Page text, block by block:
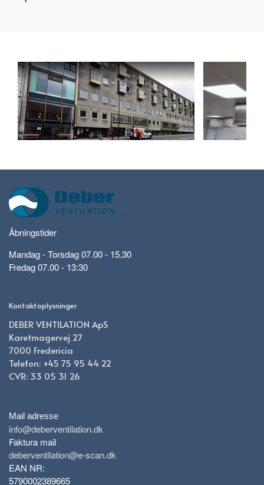
Åbningstider
Mandag - Torsdag 07.00 - 15.30
Fredag 07.00 - 13:30
Kontaktoplysninger
DEBER VENTILATION ApS
Karetmagervej 27
7000 Fredericia
Telefon: +45 75 95 44 22
CVR: 33 05 31 26
Mail adresse
info@deberventilation.dk
Faktura mail
deberventilation@e-scan.dk
EAN NR:
5790002389665